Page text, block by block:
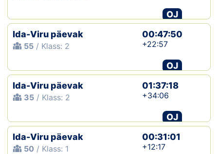
OJ
Ida-Viru päevak
55 / Klass: 2
00:47:50
+22:57
OJ
Ida-Viru päevak
35 / Klass: 2
01:37:18
+34:06
OJ
Ida-Viru päevak
50 / Klass: 1
00:31:01
+12:17